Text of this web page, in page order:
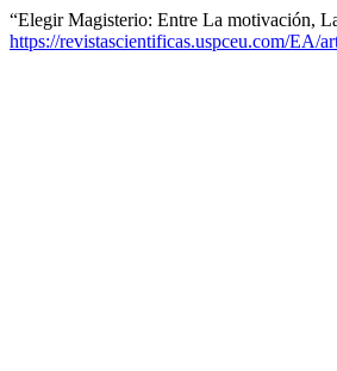
“Elegir Magisterio: Entre La motivación,
https://revistascientificas.uspceu.com/EA/